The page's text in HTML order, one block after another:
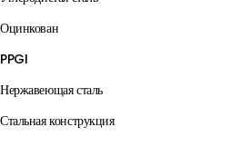
Оцинкован
PPGI
Нержавеющая сталь
Стальная конструкция